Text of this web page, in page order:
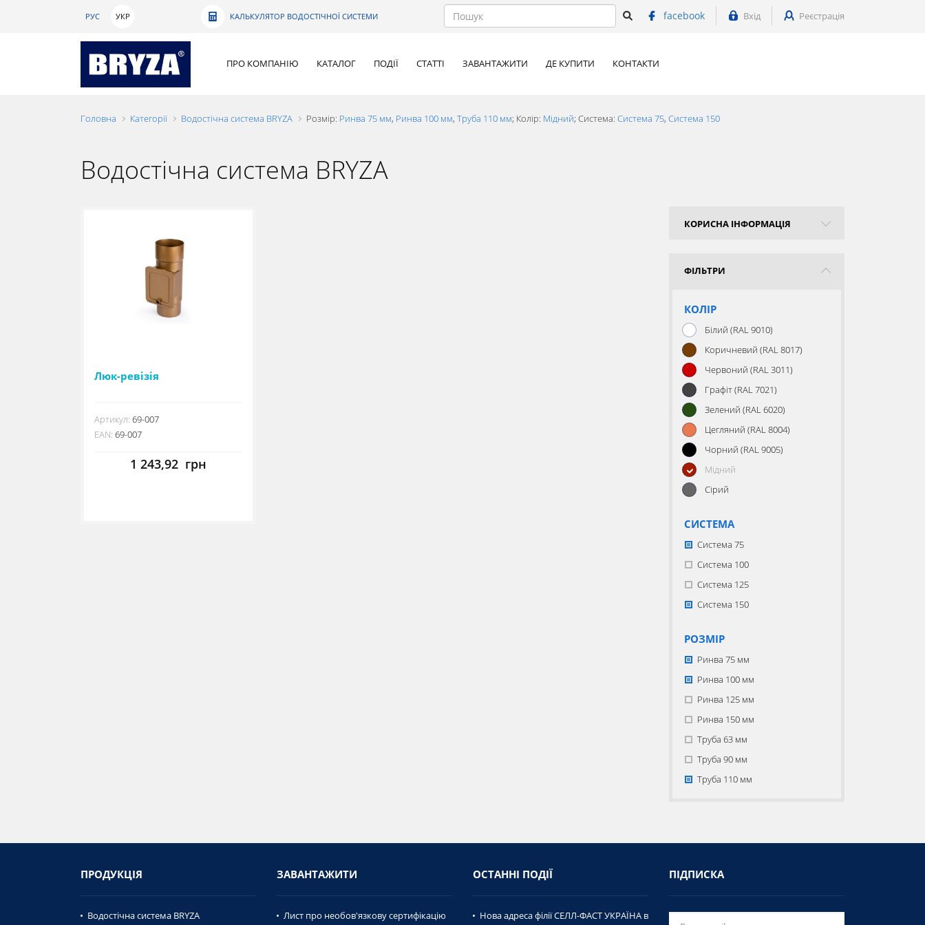
РУС УКР КАЛЬКУЛЯТОР ВОДОСТІЧНОЇ СИСТЕМИ facebook Вхід Реєстрація
ПРО КОМПАНІЮ КАТАЛОГ ПОДІЇ СТАТТІ ЗАВАНТАЖИТИ ДЕ КУПИТИ КОНТАКТИ
Головна Категорії Водостічна система BRYZA Розмір: Ринва 75 мм, Ринва 100 мм, Труба 110 мм; Колір: Мідний; Система: Система 75, Система 150
Водостічна система BRYZA
Люк-ревізія
Артикул: 69-007
EAN: 69-007
1 243,92грн
КОРИСНА ІНФОРМАЦІЯ
ФІЛЬТРИ
КОЛІР
Білий (RAL 9010)
Коричневий (RAL 8017)
Червоний (RAL 3011)
Графіт (RAL 7021)
Зелений (RAL 6020)
Цегляний (RAL 8004)
Чорний (RAL 9005)
Мідний
Сірий
СИСТЕМА
Система 75
Система 100
Система 125
Система 150
РОЗМІР
Ринва 75 мм
Ринва 100 мм
Ринва 125 мм
Ринва 150 мм
Труба 63 мм
Труба 90 мм
Труба 110 мм
ПІДПИСКА
ПРОДУКЦІЯ
Водостічна система BRYZA
ЗАВАНТАЖИТИ
Лист про необов'язкову сертифікацію
ОСТАННІ ПОДІЇ
Нова адреса філії СЕЛЛ-ФАСТ УКРАЇНА в